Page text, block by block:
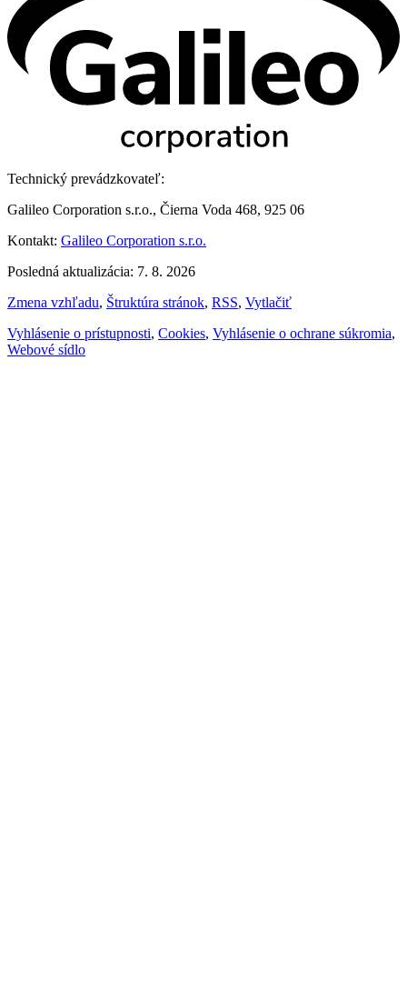
Technický prevádzkovateľ:
Galileo Corporation s.r.o., Čierna Voda 468, 925 06
Kontakt: Galileo Corporation s.r.o.
Posledná aktualizácia: 7. 8. 2026
Zmena vzhľadu, Štruktúra stránok, RSS, Vytlačiť
Vyhlásenie o prístupnosti, Cookies, Vyhlásenie o ochrane súkromia,
Webové sídlo